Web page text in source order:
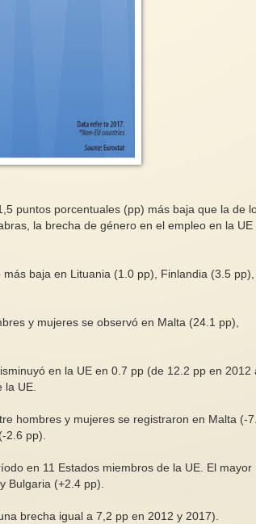
puntos porcentuales (pp) más baja que la de
la brecha de género en el empleo en la UE
baja en Lituania (1.0 pp), Finlandia (3.5 pp),
y mujeres se observó en Malta (24.1 pp),
en la UE en 0.7 pp (de 12.2 pp en 2012
la UE.
hombres y mujeres se registraron en Malta (-
2.6 pp).
en 11 Estados miembros de la UE. El mayor
Bulgaria (+2.4 pp).
brecha igual a 7,2 pp en 2012 y 2017).
, 85 feminicidios en 10 meses
el 1 de enero y el 20 de
de 2025, 85 mujeres
Violencia machista
Traemos un texto ,
la desesperación
la violencia, de la